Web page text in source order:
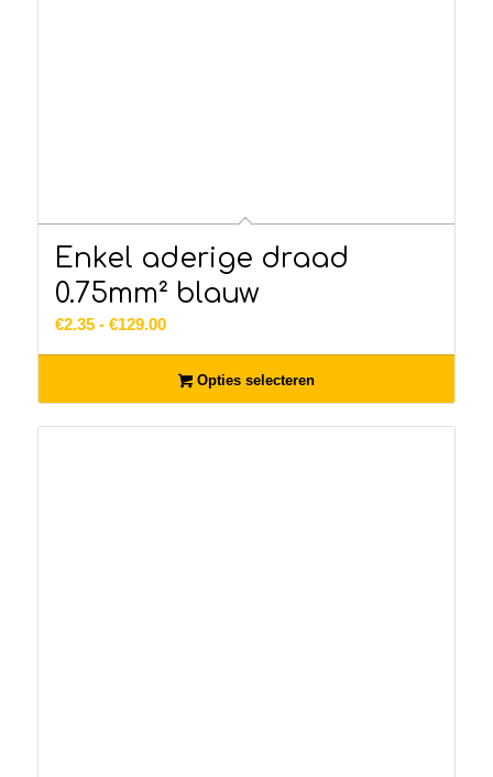
Enkel aderige draad
0.75mm² blauw
€2.35 - €129.00Prijsklasse:
tot
€129.00
Opties selecteren